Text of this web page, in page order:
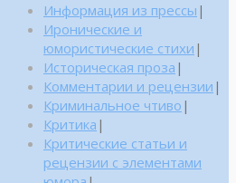
Информация из прессы |
Иронические и
юмористические стихи |
Историческая проза |
Комментарии и рецензии |
Криминальное чтиво |
Критика |
Критические статьи и
рецензии с элементами